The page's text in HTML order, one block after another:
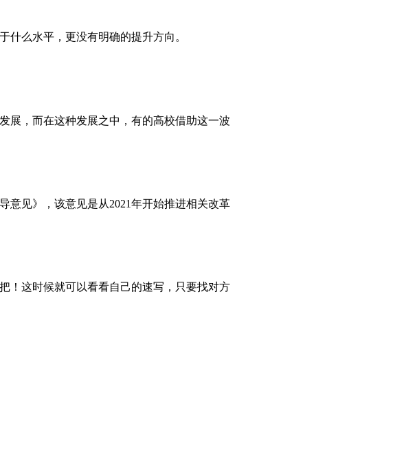
什么水平，更没有明确的提升方向。
展，而在这种发展之中，有的高校借助这一波
意见》，该意见是从2021年开始推进相关改革
！这时候就可以看看自己的速写，只要找对方